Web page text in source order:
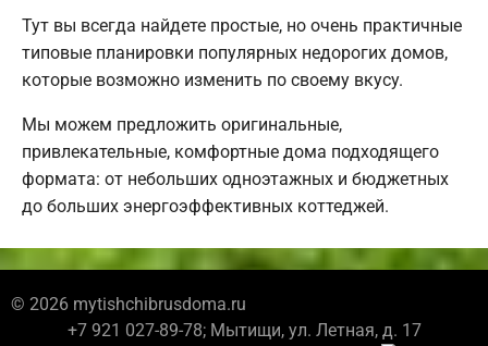
Тут вы всегда найдете простые, но очень практичные
типовые планировки популярных недорогих домов,
которые возможно изменить по своему вкусу.
Мы можем предложить оригинальные,
привлекательные, комфортные дома подходящего
формата: от небольших одноэтажных и бюджетных
до больших энергоэффективных коттеджей.
© 2026 mytishchibrusdoma.ru
+7 921 027-89-78; Мытищи, ул. Летная, д. 17